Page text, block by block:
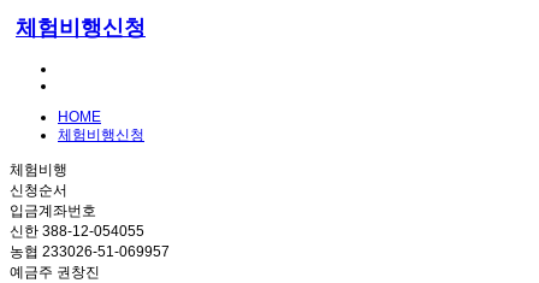
체험비행신청
HOME
체험비행신청
체험비행
신청순서
입금계좌번호
신한 388-12-054055
농협 233026-51-069957
예금주 권창진